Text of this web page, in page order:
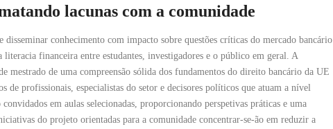
lacunas com a comunidade
conhecimento com impacto sobre questões críticas do mercado bancário
financeira entre estudantes, investigadores e o público em geral. A
mestrado de uma compreensão sólida dos fundamentos do direito bancário da UE
de profissionais, especialistas do setor e decisores políticos que atuam a nível
em aulas selecionadas, proporcionando perspetivas práticas e uma
do projeto orientadas para a comunidade concentrar-se-ão em reduzir a